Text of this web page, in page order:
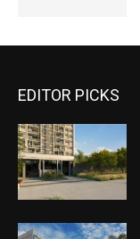
EDITOR PICKS